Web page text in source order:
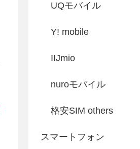
UQモバイル
Y! mobile
IIJmio
nuroモバイル
格安SIM others
スマートフォン